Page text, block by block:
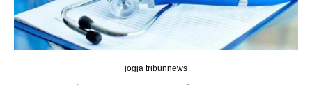
jogja tribunnews